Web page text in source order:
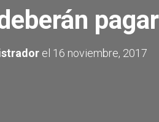
el 16 noviembre, 2017